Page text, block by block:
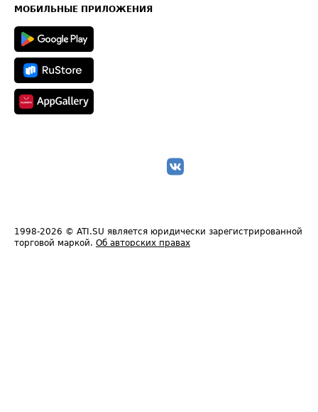
Техническая информация
МОБИЛЬНЫЕ ПРИЛОЖЕНИЯ
1998-2026 © ATI.SU является юридически зарегистрированной
торговой маркой. Об авторских правах